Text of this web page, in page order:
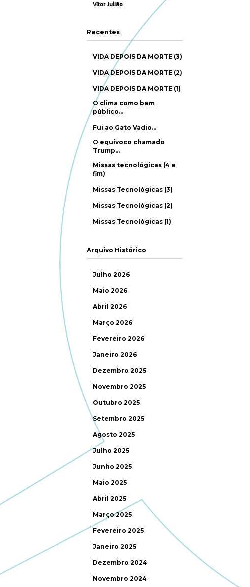
Vítor Julião
Recentes
VIDA DEPOIS DA MORTE (3)
VIDA DEPOIS DA MORTE (2)
VIDA DEPOIS DA MORTE (1)
O clima como bem
público…
Fui ao Gato Vadio…
O equívoco chamado
Trump…
Missas tecnológicas (4 e
fim)
Missas Tecnológicas (3)
Missas Tecnológicas (2)
Missas Tecnológicas (1)
Arquivo Histórico
Julho 2026
Maio 2026
Abril 2026
Março 2026
Fevereiro 2026
Janeiro 2026
Dezembro 2025
Novembro 2025
Outubro 2025
Setembro 2025
Agosto 2025
Julho 2025
Junho 2025
Maio 2025
Abril 2025
Março 2025
Fevereiro 2025
Janeiro 2025
Dezembro 2024
Novembro 2024